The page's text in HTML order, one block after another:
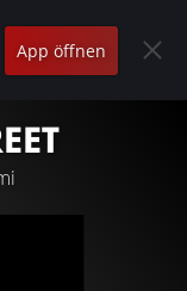
App öffnen